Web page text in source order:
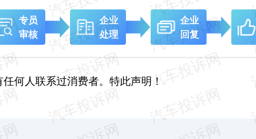
专员
审核
企业
处理
企业
回复
何人联系过消费者。特此声明！